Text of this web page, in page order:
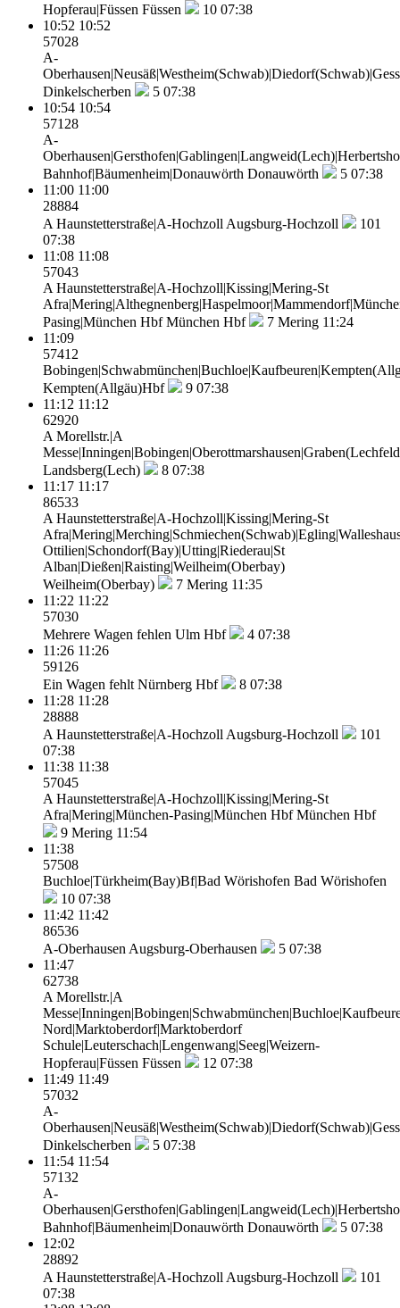
Hopferau|Füssen Füssen 10 07:38
10:52 10:52
57028
A-
Dinkelscherben
5 07:38
10:54 10:54
57128
A-
Bahnhof|Bäumenheim|Donauwörth Donauwörth 5 07:38
11:00 11:00
28884
A Haunstetterstraße|A-Hochzoll Augsburg-Hochzoll
101
07:38
11:08 11:08
57043
A Haunstetterstraße|A-Hochzoll|Kissing|Mering-St
Pasing|München HbfMünchen Hbf 7 Mering 11:24
11:09
57412
Kempten(Allgäu)Hbf
9 07:38
11:12 11:12
62920
A Morellstr.|A
Landsberg(Lech)
8 07:38
11:17 11:17
86533
A Haunstetterstraße|A-Hochzoll|Kissing|Mering-St
Ottilien|Schondorf(Bay)|Utting|Riederau|St
Alban|Dießen|Raisting|Weilheim(Oberbay)
Weilheim(Oberbay)
7 Mering 11:35
11:22 11:22
57030
Mehrere Wagen fehlen Ulm Hbf 4 07:38
11:26 11:26
59126
Ein Wagen fehlt Nürnberg Hbf 8 07:38
11:28 11:28
28888
A Haunstetterstraße|A-Hochzoll Augsburg-Hochzoll
101
07:38
11:38 11:38
57045
A Haunstetterstraße|A-Hochzoll|Kissing|Mering-St
Afra|Mering|München-Pasing|München HbfMünchen Hbf
9 Mering 11:54
11:38
57508
Buchloe|Türkheim(Bay)Bf|Bad Wörishofen Bad Wörishofen
10 07:38
11:42 11:42
86536
A-Oberhausen Augsburg-Oberhausen 5 07:38
11:47
62738
A Morellstr.|A
Nord|Marktoberdorf|Marktoberdorf
Schule|Leuterschach|Lengenwang|Seeg|Weizern-
Hopferau|Füssen Füssen 12 07:38
11:49 11:49
57032
A-
Dinkelscherben
5 07:38
11:54 11:54
57132
A-
Bahnhof|Bäumenheim|Donauwörth Donauwörth 5 07:38
12:02
28892
A Haunstetterstraße|A-Hochzoll Augsburg-Hochzoll
101
07:38